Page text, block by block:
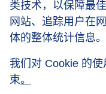
类技术，以保障最
网站、追踪用户在
体的整体统计信息。
我们对 Cookie 的使
束。